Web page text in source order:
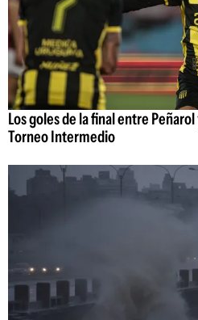
Los goles de la final entre
Torneo Intermedio